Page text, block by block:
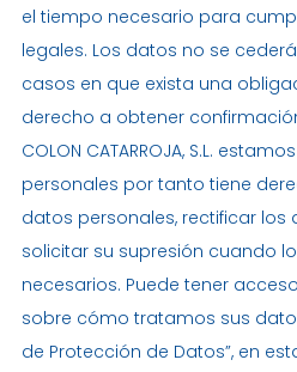
el tiempo necesario para
legales. Los datos no se
casos en que exista una
derecho a obtener confirmación
COLON CATARROJA, S.L.
personales por tanto tiene
datos personales, rectificar los
solicitar su supresión cuando
necesarios. Puede tener
sobre cómo tratamos sus
de Protección de Datos”, en